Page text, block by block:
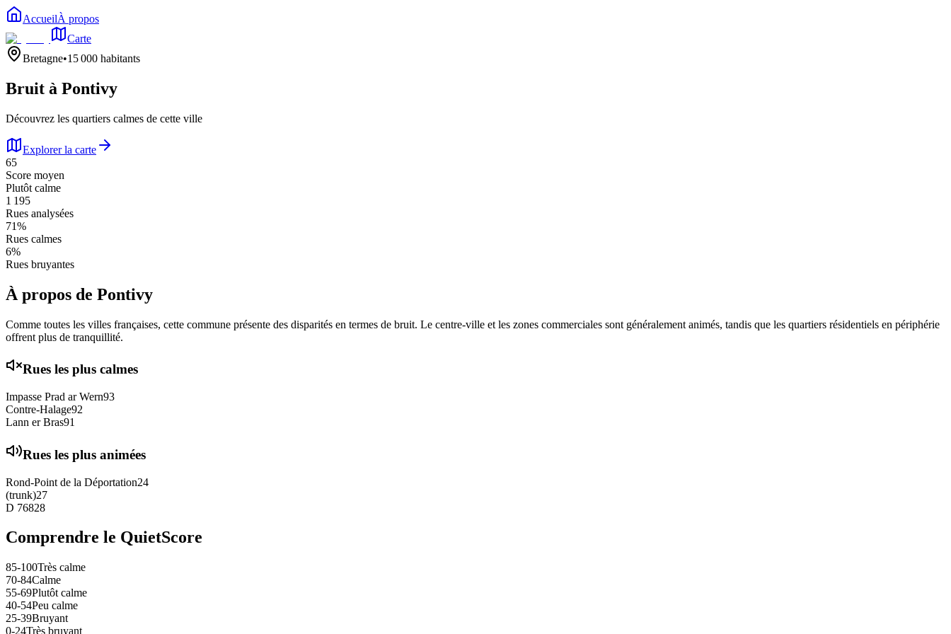
AccueilÀ propos
Carte
Bretagne•15 000 habitants
Bruit à Pontivy
Découvrez les quartiers calmes de cette ville
Explorer la carte
65
Score moyen
Plutôt calme
1 195
Rues analysées
71%
Rues calmes
6%
Rues bruyantes
À propos de Pontivy
Comme toutes les villes françaises, cette commune présente des disparités en termes de bruit. Le centre-ville et les zones commerciales sont généralement animés, tandis que les quartiers résidentiels en périphérie
offrent plus de tranquillité.
Rues les plus calmes
Impasse Prad ar Wern93
Contre-Halage92
Lann er Bras91
Rues les plus animées
Rond-Point de la Déportation24
(trunk)27
D 76828
Comprendre le QuietScore
85-100Très calme
70-84Calme
55-69Plutôt calme
40-54Peu calme
25-39Bruyant
0-24Très bruyant